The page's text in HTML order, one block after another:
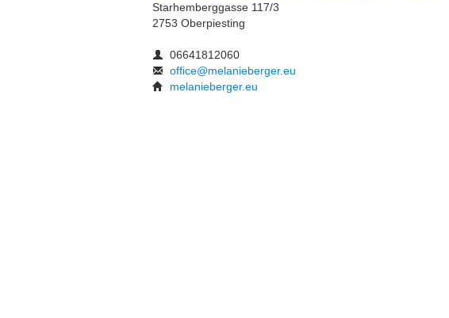
Starhemberggasse 117/3
2753 Oberpiesting
06641812060
office@melanieberger.eu
melanieberger.eu